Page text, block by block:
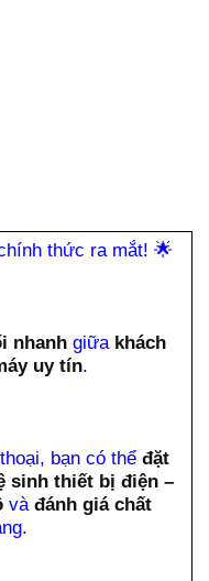
thức ra mắt! 🌟
nhanhgiữa khách
uy tín.
bạn có thể đặt
sinh thiết bị điện –
và đánh giá chất